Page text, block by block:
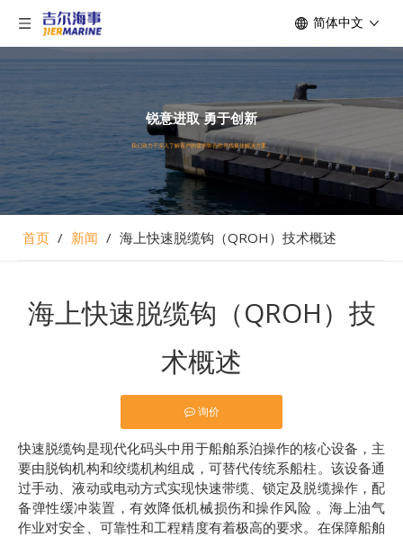
简体中文
锐意进取 勇于创新
我们致力于深入了解客户的需求并合作寻找最佳解决方案。
首页 / 新闻 / 海上快速脱缆钩（QROH）技术概述
海上快速脱缆钩（QROH）技
术概述
询价
快速脱缆钩是现代化码头中用于船舶系泊操作的核心设备，主
要由脱钩机构和绞缆机构组成，可替代传统系船柱。该设备通
过手动、液动或电动方式实现快速带缆、锁定及脱缆操作，配
备弹性缓冲装置，有效降低机械损伤和操作风险 。海上油气
作业对安全、可靠性和工程精度有着极高的要求。在保障船舶